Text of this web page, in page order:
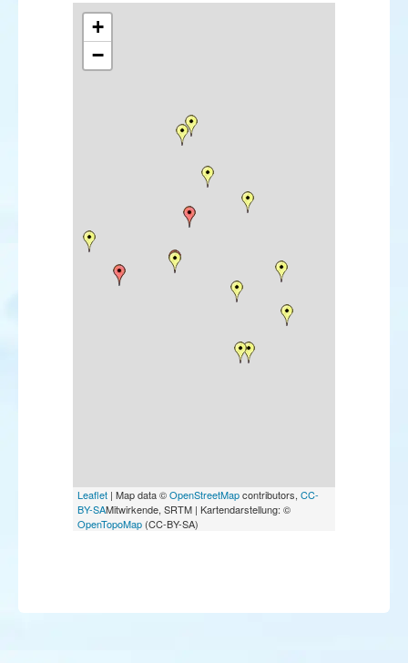
+
−
Leaflet | Map data ©OpenStreetMapcontributors, CC-
BY-SAMitwirkende, SRTM | Kartendarstellung: ©
OpenTopoMap (CC-BY-SA)